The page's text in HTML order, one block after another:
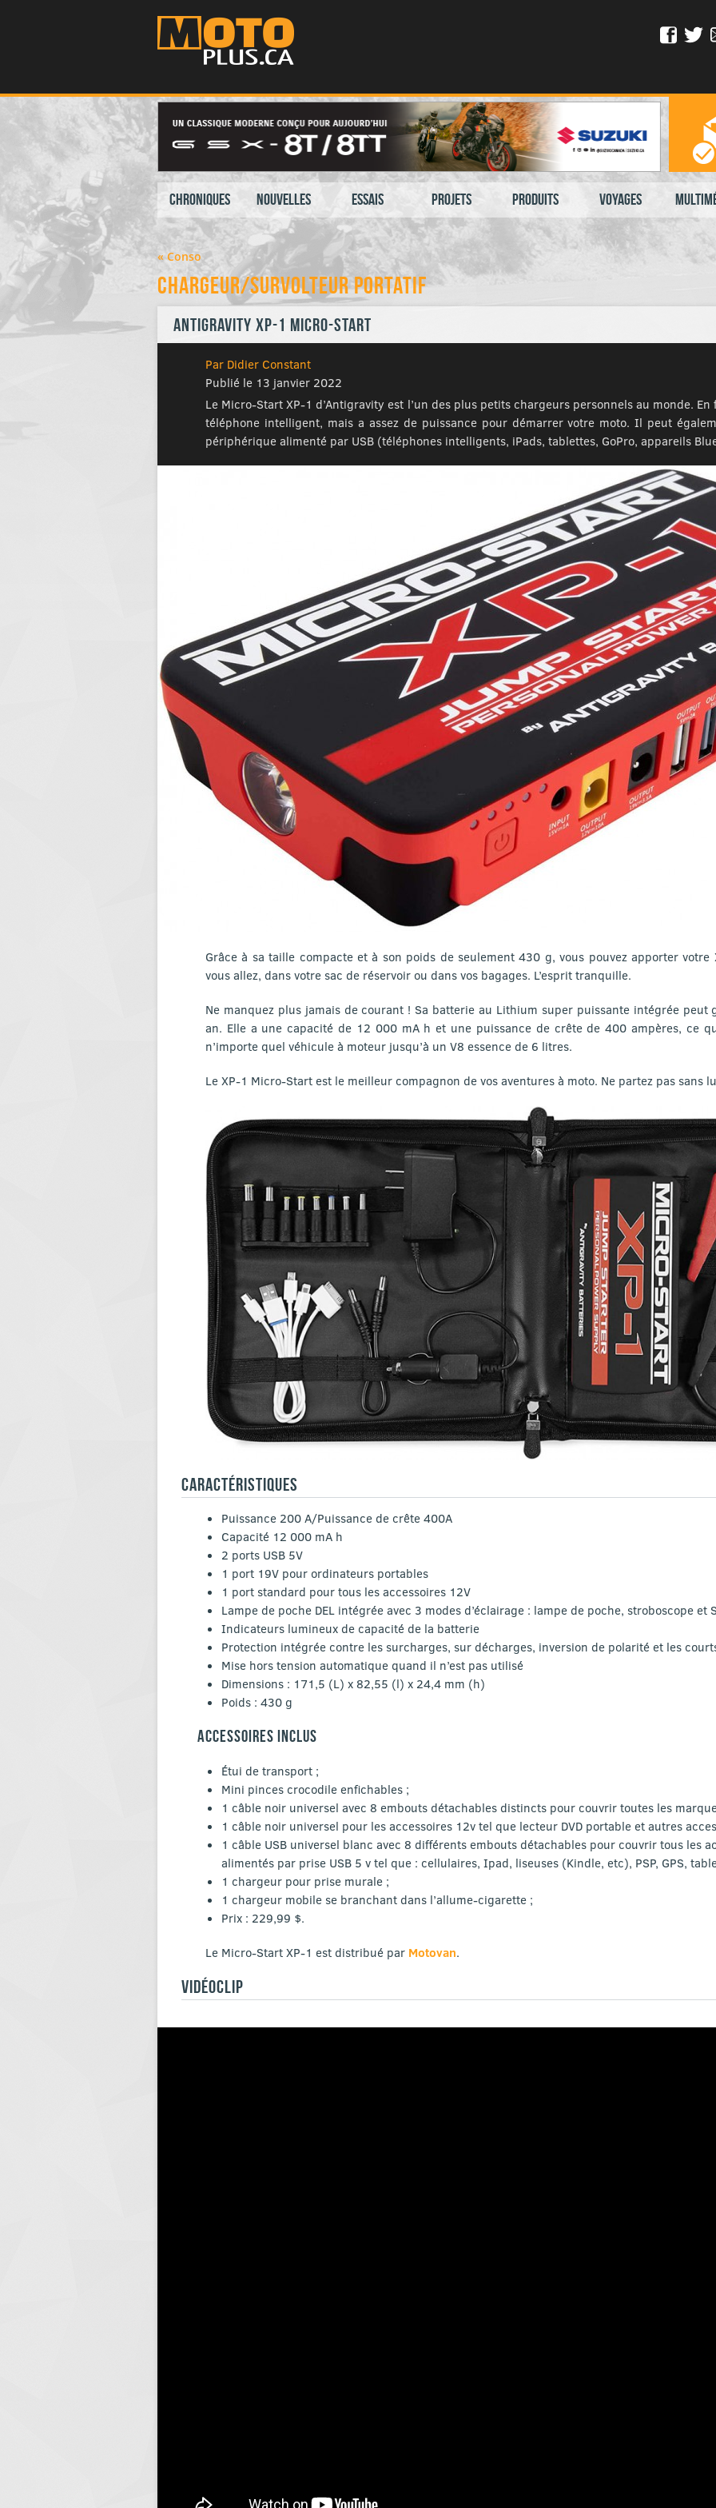
Chroniques Nouvelles Essais Projets Produits Voyages
« Conso
Chargeur/survolteur portatif
Antigravity XP-1 Micro-Start
Par Didier Constant
Publié le 13 janvier 2022
Le Micro-Start XP-1 d’Antigravity est l’un des plus petits chargeurs personnels au monde.
téléphone intelligent, mais a assez de puissance pour démarrer votre moto. Il peut
périphérique alimenté par USB (téléphones intelligents, iPads, tablettes, GoPro, appareils
Grâce à sa taille compacte et à son poids de seulement 430 g, vous pouvez apporter
vous allez, dans votre sac de réservoir ou dans vos bagages. L’esprit tranquille.
Ne manquez plus jamais de courant ! Sa batterie au Lithium super puissante intégrée peut
an. Elle a une capacité de 12 000 mA h et une puissance de crête de 400 ampères, ce
n’importe quel véhicule à moteur jusqu’à un V8 essence de 6 litres.
Le XP-1 Micro-Start est le meilleur compagnon de vos aventures à moto. Ne partez pas sans
CARACTÉRISTIQUES
Puissance 200 A/Puissance de crête 400A
Capacité 12 000 mA h
2 ports USB 5V
1 port 19V pour ordinateurs portables
1 port standard pour tous les accessoires 12V
Lampe de poche DEL intégrée avec 3 modes d’éclairage : lampe de poche, stroboscope et
Indicateurs lumineux de capacité de la batterie
Protection intégrée contre les surcharges, sur décharges, inversion de polarité et les
Mise hors tension automatique quand il n’est pas utilisé
Dimensions : 171,5 (L) x 82,55 (l) x 24,4 mm (h)
Poids : 430 g
ACCESSOIRES INCLUS
Étui de transport ;
Mini pinces crocodile enfichables ;
1 câble noir universel avec 8 embouts détachables distincts pour couvrir toutes les
1 câble noir universel pour les accessoires 12v tel que lecteur DVD portable et autres
1 câble USB universel blanc avec 8 différents embouts détachables pour couvrir tous les
alimentés par prise USB 5 v tel que : cellulaires, Ipad, liseuses (Kindle, etc), PSP, GPS,
1 chargeur pour prise murale ;
1 chargeur mobile se branchant dans l’allume-cigarette ;
Prix : 229,99 $.
Le Micro-Start XP-1 est distribué par Motovan.
VIDÉOCLIP